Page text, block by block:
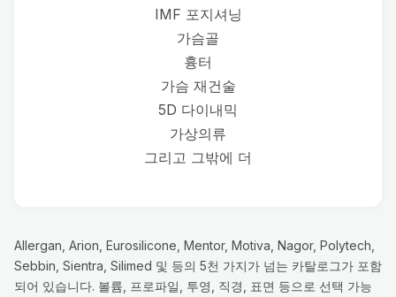
IMF 포지셔닝
가슴골
흉터
가슴 재건술
5D 다이내믹
가상의류
그리고 그밖에 더
Allergan, Arion, Eurosilicone, Mentor, Motiva, Nagor, Polytech,
Sebbin, Sientra, Silimed 및 등의 5천 가지가 넘는 카탈로그가 포함
되어 있습니다. 볼륨, 프로파일, 투영, 직경, 표면 등으로 선택 가능